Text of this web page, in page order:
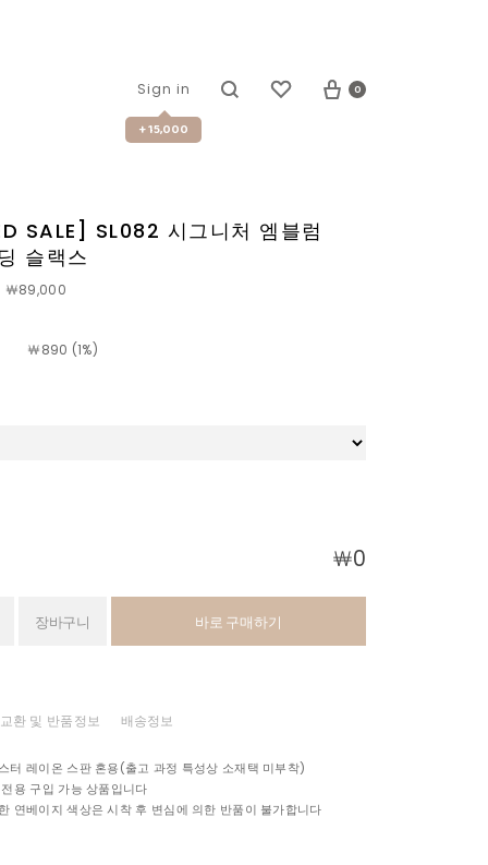
Sign in
+ 15,000
0
SALE] SL082 시그니처 엠블럼
슬랙스
￦89,000
￦890 (1%)
￦0
장바구니 바로 구매하기
교환 및 반품정보 배송정보
터 레이온 스판 혼용(출고 과정 특성상 소재택 미부착)
용 구입 가능 상품입니다
연베이지 색상은 시착 후 변심에 의한 반품이 불가합니다